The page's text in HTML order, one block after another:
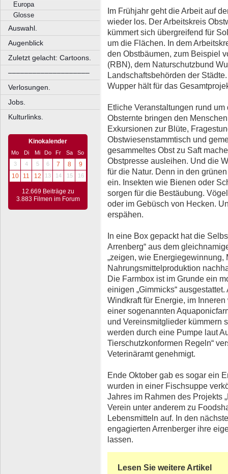
Europa
Glosse
Auswahl.
Augenblick
Zuletzt gelacht: Cartoons.
––––––––––––––––––––
Verlosungen.
Jobs.
Kulturlinks.
Kinokalender
Mo Di Mi Do Fr Sa
So
3
4 5 6 7 8
9
10
11 12 13 14 15 16
12.669 Beiträge zu
3.883 Filmen im Forum
Im Frühjahr geht die Arbeit auf
wieder los. Der Arbeitskreis
kümmert sich übergreifend für
um die Flächen. In dem
den Obstbäumen, zum Beispiel
(RBN), dem Naturschutzbund
Landschaftsbehörden der
Wupper hält für das
Etliche Veranstaltungen rund
Obsternte bringen den
Exkursionen zur Blüte,
Obstwiesenstammtisch und
gesammeltes Obst zu Saft
Obstpresse ausleihen. Und die
für die Natur. Denn in den
ein. Insekten wie Bienen oder
sorgen für die Bestäubung.
oder im Gebüsch von Hecken.
erspähen.
In eine Box gepackt hat die
Arrenberg“ aus dem
„zeigen, wie Energiegewinnung,
Nahrungsmittelproduktion
Die Farmbox ist im Grunde ein
einigen „Gimmicks“
Windkraft für Energie, im
einer sogenannten
und Vereinsmitglieder kümmern
werden durch eine Pumpe laut
Tierschutzkonformen Regeln“
Veterinäramt genehmigt.
Ende Oktober gab es sogar ein
wurden in einer Fischsuppe
Jahres im Rahmen des Projekts
Verein unter anderem zu
Lebensmitteln auf. In den
engagierten Arrenberger ihre
lassen.
Lesen Sie weitere Artikel